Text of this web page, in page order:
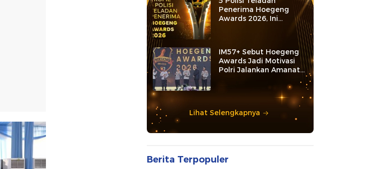
Penerima Hoegeng
Awards 2026, Ini
Kategori dan Kiprahnya
IM57+ Sebut Hoegeng
Awards Jadi Motivasi
Polri Jalankan Amanat
Lihat Selengkapnya
Berita Terpopuler